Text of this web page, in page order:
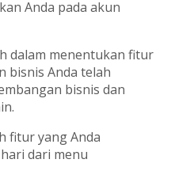
Anda pada akun
dalam menentukan fitur
bisnis Anda telah
bisnis dan
fitur yang Anda
dari menu